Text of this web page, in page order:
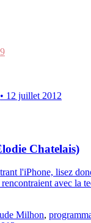
• 12 juillet 2012
Chatelais)
l'iPhone, lisez
avec la
Milhon,